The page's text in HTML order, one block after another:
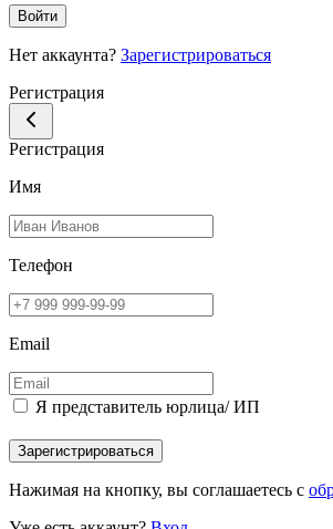
Войти
Нет аккаунта? Зарегистрироваться
Регистрация
Регистрация
Имя
Телефон
Email
Я представитель юрлица/ ИП
Зарегистрироваться
Нажимая на кнопку, вы соглашаетесь с